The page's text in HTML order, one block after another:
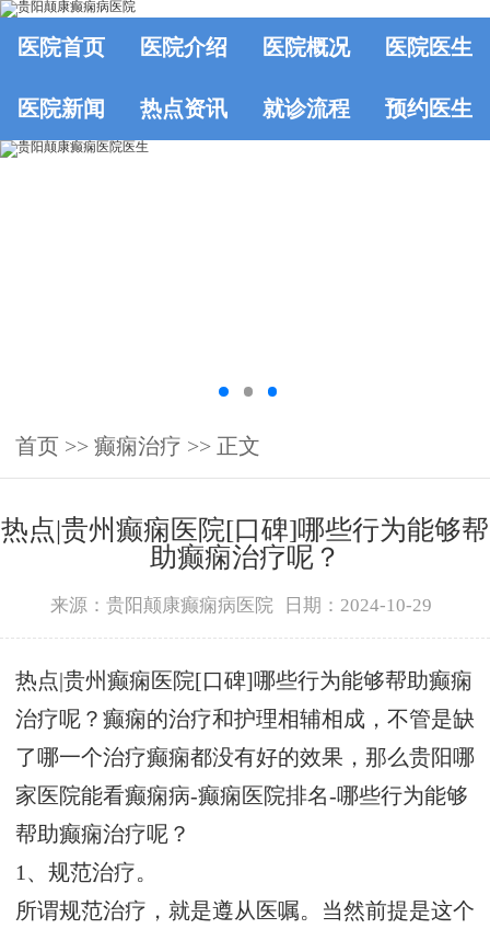
医院首页 医院介绍 医院概况 医院医生
医院新闻 热点资讯 就诊流程 预约医生
首页 >> 癫痫治疗 >> 正文
热点|贵州癫痫医院[口碑]哪些行为能够帮
助癫痫治疗呢？
来源：贵阳颠康癫痫病医院 日期：2024-10-29
热点|贵州癫痫医院[口碑]哪些行为能够帮助癫痫
治疗呢？癫痫的治疗和护理相辅相成，不管是缺
了哪一个治疗癫痫都没有好的效果，那么贵阳哪
家医院能看癫痫病-癫痫医院排名-哪些行为能够
帮助癫痫治疗呢？
1、规范治疗。
所谓规范治疗，就是遵从医嘱。当然前提是这个